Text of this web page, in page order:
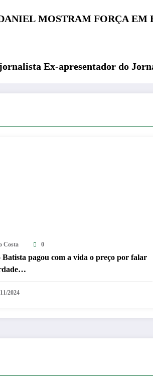
MOSTRAM FORÇA
Ex-apresentador do
Costa 0
Batista pagou com a vida o preço por falar
2024